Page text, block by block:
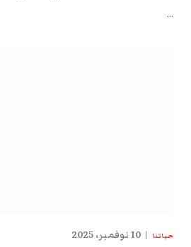
…
حياتنا 10 نوفمبر، 2025